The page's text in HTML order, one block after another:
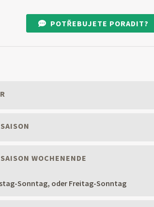
POTŘEBUJETE PORADIT?
WOCHENENDE
Sonntag, oder Freitag-Sonntag